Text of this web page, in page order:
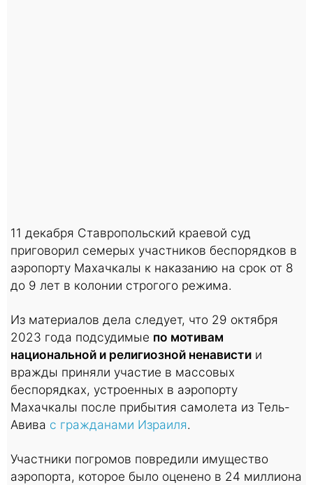
11 декабря Ставропольский краевой суд
приговорил семерых участников беспорядков в
аэропорту Махачкалы к наказанию на срок от 8
до 9 лет в колонии строгого режима.
Из материалов дела следует, что 29 октября
2023 года подсудимые по мотивам
национальной и религиозной ненависти и
вражды приняли участие в массовых
беспорядках, устроенных в аэропорту
Махачкалы после прибытия самолета из Тель-
Авива с гражданами Израиля.
Участники погромов повредили имущество
аэропорта, которое было оценено в 24 миллиона